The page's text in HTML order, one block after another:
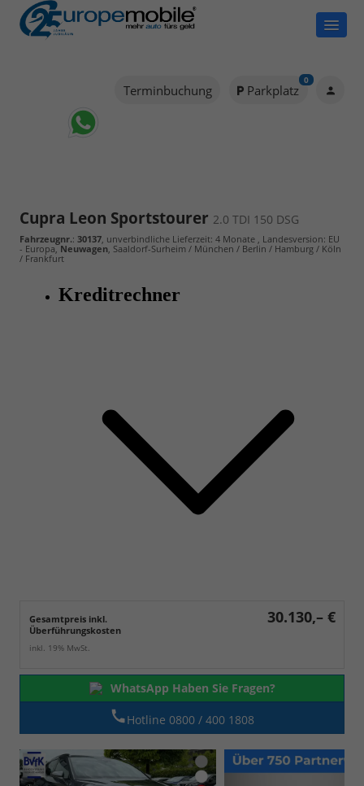
Terminbuchung Parkplatz
0
Cupra Leon Sportstourer 2.0 TDI 150 DSG
Fahrzeugnr.: 30137, unverbindliche Lieferzeit: 4 Monate , Landesversion: EU
- Europa,Neuwagen, Saaldorf-Surheim / München / Berlin / Hamburg / Köln
/ Frankfurt
Gesamtpreis inkl.
Überführungskosten
30.130,– €
inkl. 19% MwSt.
WhatsApp Haben Sie Fragen?
Hotline 0800 / 400 1808